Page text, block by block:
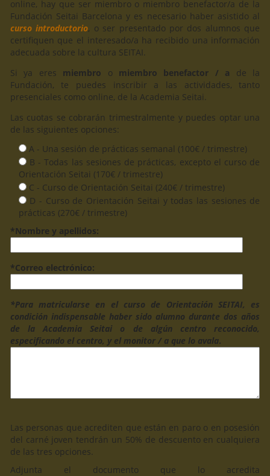
online, hay que ser miembro o miembro benefactor/a de la
Fundación Seitai Barcelona y es necesario haber asistido al
curso introductorio, o ser presentado por dos alumnos que
certifiquen que el interesado/a ha recibido una información
adecuada sobre la cultura SEITAI.
Si ya eres miembro o miembro benefactor / a de la
Fundación, te puedes inscribir a las actividades, tanto
presenciales como online, de la Academia Seitai.
Las cuotas se cobrarán trimestralmente y puedes optar una
de las siguientes opciones:
A - Una sesión de prácticas semanal (100€ / trimestre)
B - Todas las sesiones de prácticas, excepto el curso de
Orientación Seitai (170€ / trimestre)
C - Curso de Orientación Seitai (240€ / trimestre)
D - Curso de Orientación Seitai y todas las sesiones de
prácticas (270€ / trimestre)
*Nombre y apellidos:
*Correo electrónico:
*Para matricularse en el curso de Orientación SEITAI, es
condición indispensable haber sido alumno durante dos años
de la Academia Seitai o de algún centro reconocido,
especificando el centro, y el monitor / a que lo avala.
Las personas que acrediten que están en paro o en posesión
del carné joven tendrán un 50% de descuento en cualquiera
de las tres opciones.
Adjunta el documento que lo acredita